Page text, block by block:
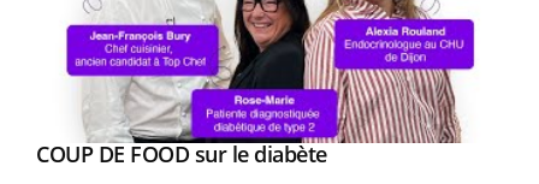
Youtube
COUP DE FOOD sur le diabèteYoutube